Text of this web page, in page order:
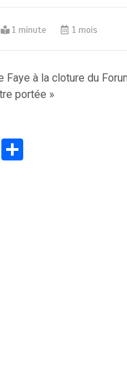
1 minute 1 mois
Faye à la cloture du
portée »
P